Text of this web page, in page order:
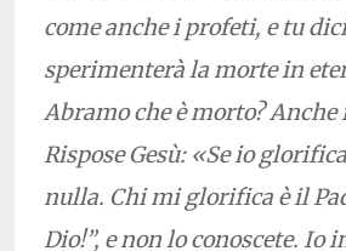
come anche i profeti, e tu
sperimenterà la morte in
Abramo che è morto?
Rispose Gesù: «Se io
nulla. Chi mi glorifica è il
Dio!”, e non lo conoscete. Io